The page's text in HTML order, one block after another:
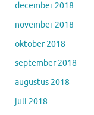
december 2018
november 2018
oktober 2018
september 2018
augustus 2018
juli 2018